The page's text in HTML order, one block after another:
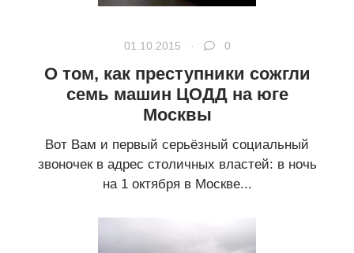
01.10.2015 · 0
О том, как преступники сожгли
семь машин ЦОДД на юге
Москвы
Вот Вам и первый серьёзный социальный
звоночек в адрес столичных властей: в ночь
на 1 октября в Москве...